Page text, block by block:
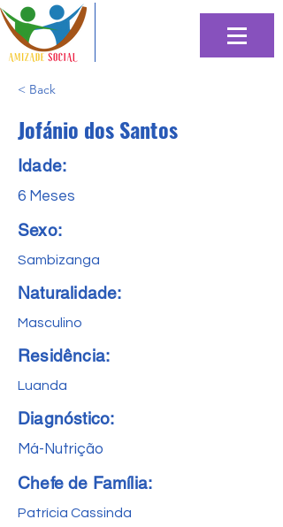
< Back
Jofánio dos Santos
Idade:
6 Meses
Sexo:
Sambizanga
Naturalidade:
Masculino
Residência:
Luanda
Diagnóstico:
Má-Nutrição
Chefe de Família:
Patrícia Cassinda